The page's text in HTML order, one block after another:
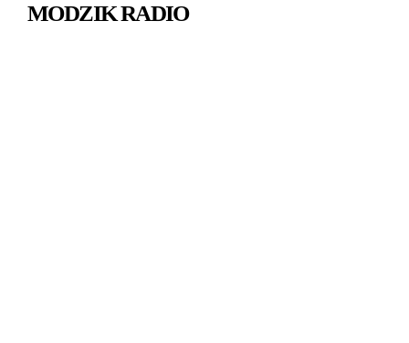
MODZIK RADIO